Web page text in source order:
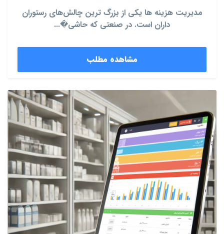
مدیریت هزینه‌ ها یکی از بزرگ ‌ترین چالش‌های رستوران
‌داران است. در صنعتی که حاشی�...
مشاهده مطلب